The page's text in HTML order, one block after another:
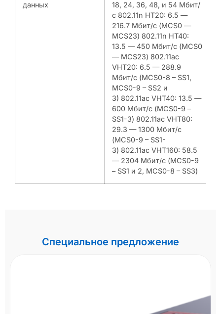
данных
18, 24, 36, 48, и 54 Мбит/
с 802.11n HT20: 6.5 —
216.7 Мбит/с (MCS0 —
MCS23) 802.11n HT40:
13.5 — 450 Мбит/с (MCS0
— MCS23) 802.11ac
VHT20: 6.5 — 288.9
Мбит/с (MCS0-8 – SS1,
MCS0-9 – SS2 и
3) 802.11ac VHT40: 13.5 —
600 Мбит/с (MCS0-9 –
SS1-3) 802.11ac VHT80:
29.3 — 1300 Мбит/с
(MCS0-9 – SS1-
3) 802.11ac VHT160: 58.5
— 2304 Мбит/с (MCS0-9
– SS1 и 2, MCS0-8 – SS3)
Специальное предложение